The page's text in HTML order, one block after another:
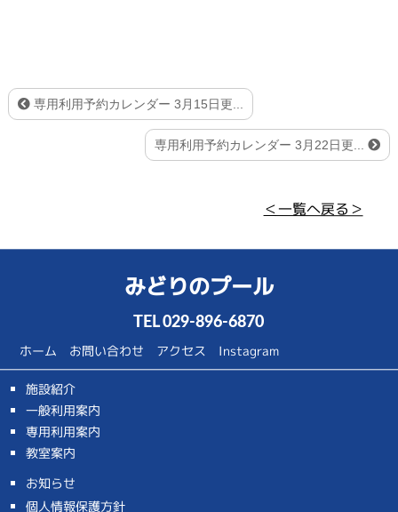
専用利用予約カレンダー 3月15日更...
専用利用予約カレンダー 3月22日更...
＜一覧へ戻る＞
みどりのプール
TEL029-896-6870
ホーム お問い合わせ アクセス Instagram
施設紹介
一般利用案内
専用利用案内
教室案内
お知らせ
個人情報保護方針